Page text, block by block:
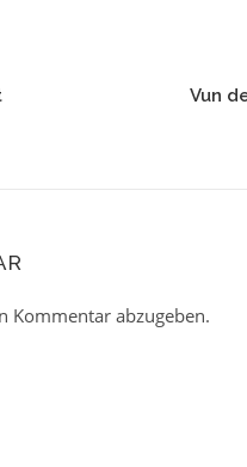
Vun
Kommentar abzugeben.